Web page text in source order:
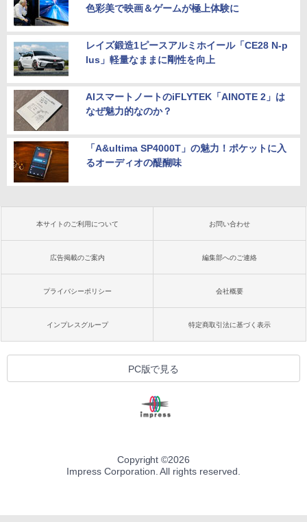
色彩美で映画＆ゲームが極上体験に
レイズ鍛造1ピースアルミホイール「CE28 N-p
lus」軽量なままに剛性を向上
AIスマートノートのiFLYTEK「AINOTE 2」は
なぜ魅力的なのか？
「A&ultima SP4000T」の魅力！ポケットに入
るオーディオの醍醐味
本サイトのご利用について お問い合わせ
広告掲載のご案内 編集部へのご連絡
プライバシーポリシー 会社概要
インプレスグループ 特定商取引法に基づく表示
PC版で見る
Copyright ©2026
Impress Corporation. All rights reserved.